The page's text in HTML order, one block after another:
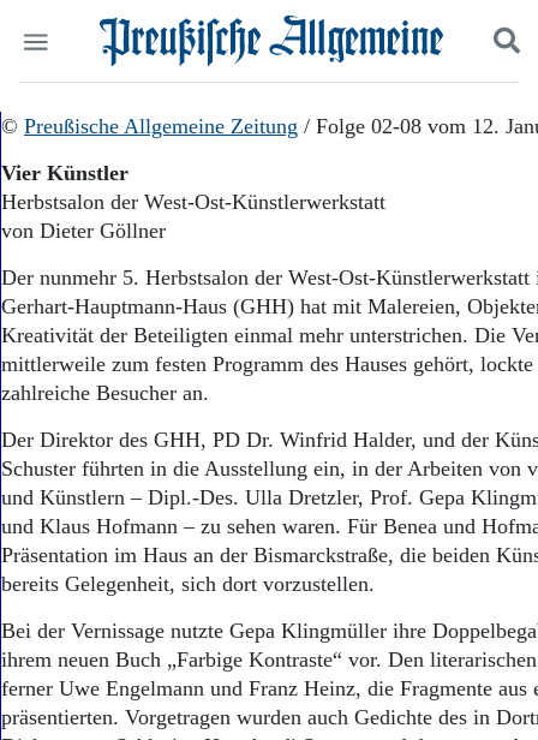
Start
Wer wir sind
Aktuelle Ausgabe
Abonnenten-Login
Abonnent werden
Abo Prämien
Archiv
Mediadaten
Politik
Panorama
Geschichte
Ostpreußen
Pommern
Berlin-Brandenburg
Bücher
Kontakt
Suchen und finden
© Preußische Allgemeine Zeitung / Folge 02-08 vom 12.
Vier Künstler
Herbstsalon der West-Ost-Künstlerwerkstatt
von Dieter Göllner
Der nunmehr 5. Herbstsalon der West-Ost-
Gerhart-Hauptmann-Haus (GHH) hat mit Malereien,
Kreativität der Beteiligten einmal mehr unterstrichen. Die
mittlerweile zum festen Programm des Hauses gehört,
zahlreiche Besucher an.
Der Direktor des GHH, PD Dr. Winfrid Halder, und der
Schuster führten in die Ausstellung ein, in der Arbeiten von
und Künstlern – Dipl.-Des. Ulla Dretzler, Prof. Gepa
und Klaus Hofmann – zu sehen waren. Für Benea und
Präsentation im Haus an der Bismarckstraße, die beiden
bereits Gelegenheit, sich dort vorzustellen.
Bei der Vernissage nutzte Gepa Klingmüller ihre
ihrem neuen Buch „Farbige Kontraste“ vor. Den
ferner Uwe Engelmann und Franz Heinz, die Fragmente aus
präsentierten. Vorgetragen wurden auch Gedichte des in